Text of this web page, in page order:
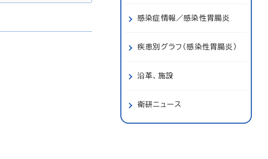
感染症情報／感染性胃腸炎
疾患別グラフ（感染性胃腸炎）
沿革、施設
衛研ニュース